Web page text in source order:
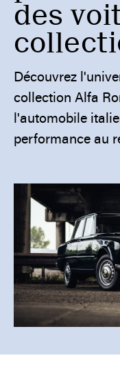
des
Découvrez
collection Alfa
l'automobile
performance au